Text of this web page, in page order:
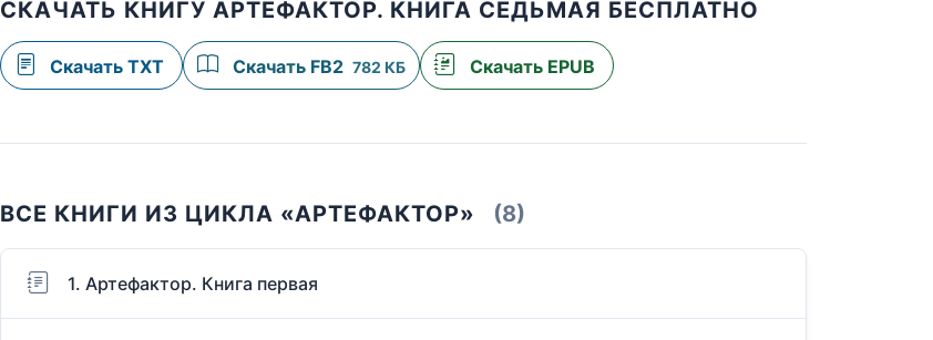
СКАЧАТЬ КНИГУ АРТЕФАКТОР. КНИГА СЕДЬМАЯ БЕСПЛАТНО
Скачать TXT Скачать FB2 782 КБ Скачать EPUB
ВСЕ КНИГИ ИЗ ЦИКЛА «АРТЕФАКТОР» (8)
1. Артефактор. Книга первая